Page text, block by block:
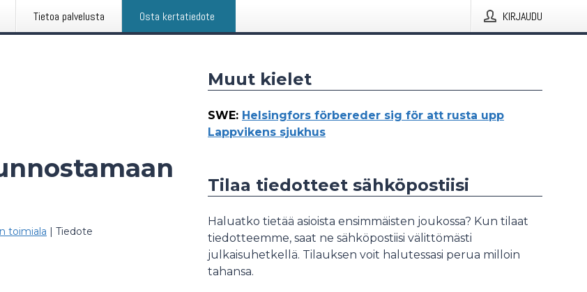
Tietoa palvelusta Osta kertatiedote KIRJAUDU
toimiala | Tiedote
Muut kielet
SWE: Helsingfors förbereder sig för att rusta upp
Lappvikens sjukhus
Tilaa tiedotteet sähköpostiisi
Haluatko tietää asioista ensimmäisten joukossa? Kun tilaat
tiedotteemme, saat ne sähköpostiisi välittömästi
julkaisuhetkellä. Tilauksen voit halutessasi perua milloin
tahansa.